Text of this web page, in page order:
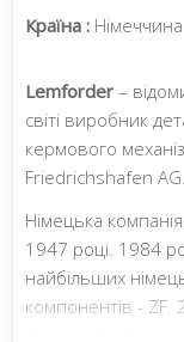
Країна : Німеччина
Lemforder –
світі виробник
кермового
Friedrichshafen AG.
Німецька
1947 році. 1984
найбільших
компонентів - ZF.